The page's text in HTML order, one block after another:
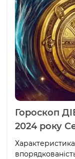
Гороскоп
2024 року